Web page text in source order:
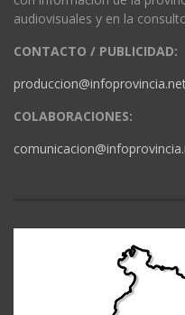
audiovisuales y en la
CONTACTO / PUBLICIDAD:
COLABORACIONES: